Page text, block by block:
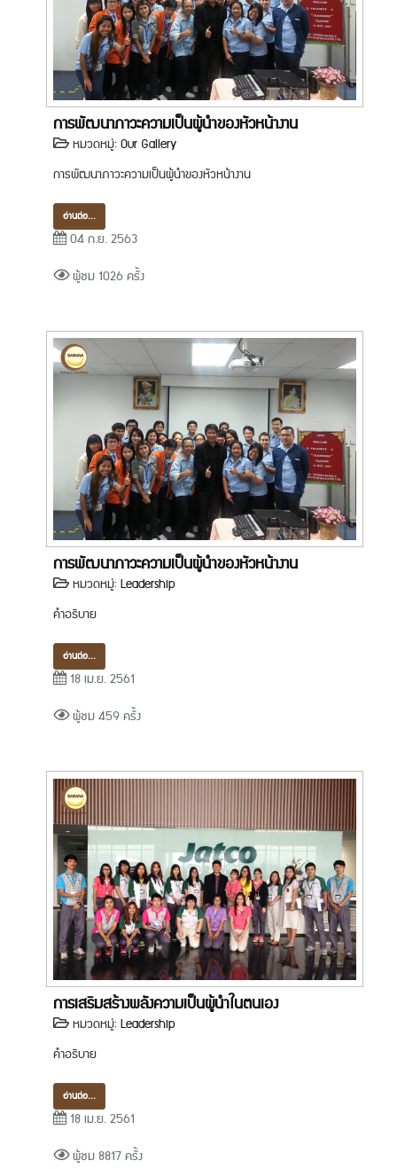
การพัฒนาภาวะความเป็นผู้นำของหัวหน้างาน
หมวดหมู่:Our Gallery
การพัฒนาภาวะความเป็นผู้นำของหัวหน้างาน
อ่านต่อ...
04 ก.ย. 2563
ผู้ชม 1026 ครั้ง
การพัฒนาภาวะความเป็นผู้นำของหัวหน้างาน
หมวดหมู่:Leadership
คำอธิบาย
อ่านต่อ...
18 เม.ย. 2561
ผู้ชม 459 ครั้ง
การเสริมสร้างพลังความเป็นผู้นำในตนเอง
หมวดหมู่:Leadership
คำอธิบาย
อ่านต่อ...
18 เม.ย. 2561
ผู้ชม 8817 ครั้ง